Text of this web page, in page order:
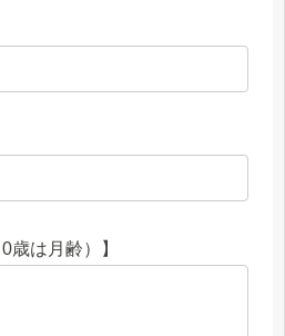
歳は月齢）】